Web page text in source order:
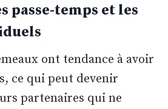
passe-temps et les
ont tendance à avoir
ce qui peut devenir
partenaires qui ne